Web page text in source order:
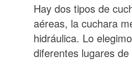
Hay dos tipos de
aéreas, la cuchara
hidráulica. Lo
diferentes lugares